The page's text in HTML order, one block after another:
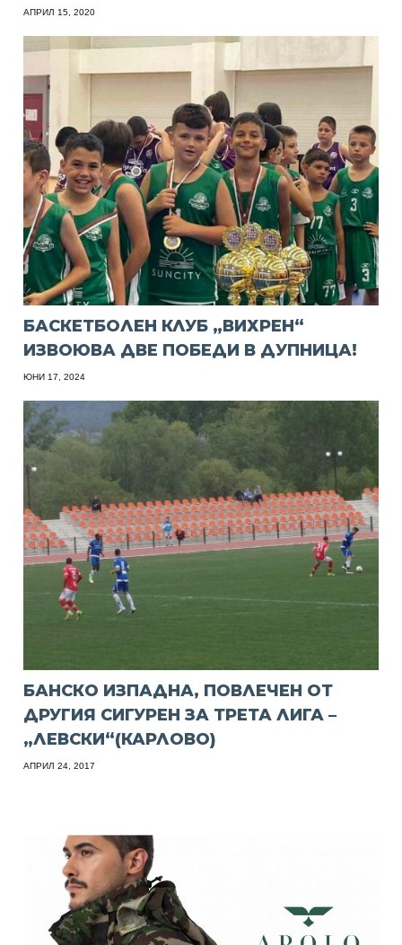
АПРИЛ 15, 2020
БАСКЕТБОЛЕН КЛУБ „ВИХРЕН“
ИЗВОЮВА ДВЕ ПОБЕДИ В ДУПНИЦА!
ЮНИ 17, 2024
БАНСКО ИЗПАДНА, ПОВЛЕЧЕН ОТ
ДРУГИЯ СИГУРЕН ЗА ТРЕТА ЛИГА –
„ЛЕВСКИ“(КАРЛОВО)
АПРИЛ 24, 2017